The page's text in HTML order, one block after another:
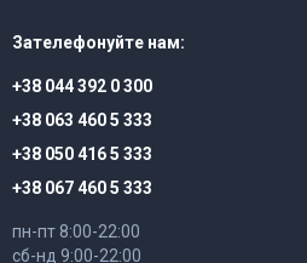
Зателефонуйте нам:
+38 044 392 0 300
+38 063 460 5 333
+38 050 416 5 333
+38 067 460 5 333
пн-пт 8:00-22:00
сб-нд 9:00-22:00